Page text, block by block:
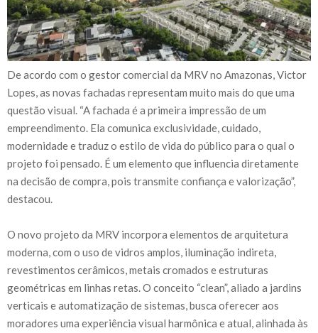
De acordo com o gestor comercial da MRV no Amazonas, Victor
Lopes, as novas fachadas representam muito mais do que uma
questão visual. “A fachada é a primeira impressão de um
empreendimento. Ela comunica exclusividade, cuidado,
modernidade e traduz o estilo de vida do público para o qual o
projeto foi pensado. É um elemento que influencia diretamente
na decisão de compra, pois transmite confiança e valorização”,
destacou.
O novo projeto da MRV incorpora elementos de arquitetura
moderna, com o uso de vidros amplos, iluminação indireta,
revestimentos cerâmicos, metais cromados e estruturas
geométricas em linhas retas. O conceito “clean”, aliado a jardins
verticais e automatização de sistemas, busca oferecer aos
moradores uma experiência visual harmônica e atual, alinhada às